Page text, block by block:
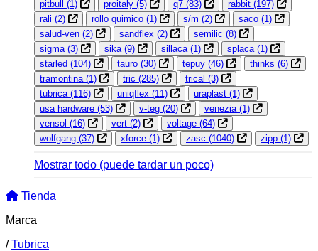
pitbull (1) proitaly (5) q7 (83) rabbit (197)
rali (2) rollo quimico (1) s/m (2) saco (1)
salud-ven (2) sandflex (2) semilic (8)
sigma (3) sika (9) sillaca (1) splaca (1)
starled (104) tauro (30) tepuy (46) thinks (6)
tramontina (1) tric (285) trical (3)
tubrica (116) uniqflex (11) uraplast (1)
usa hardware (53) v-teg (20) venezia (1)
vensol (16) vert (2) voltage (64)
wolfgang (37) xforce (1) zasc (1040) zipp (1)
Mostrar todo (puede tardar un poco)
Tienda
Marca
/ Tubrica